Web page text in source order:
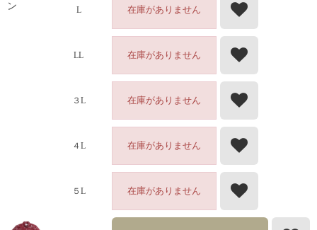
ン
L 在庫がありません
LL 在庫がありません
３L 在庫がありません
４L 在庫がありません
５L 在庫がありません